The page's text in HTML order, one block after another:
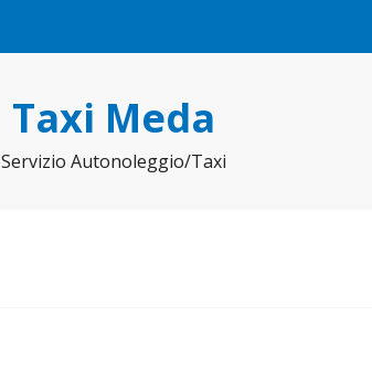
Taxi Meda
Servizio Autonoleggio/Taxi